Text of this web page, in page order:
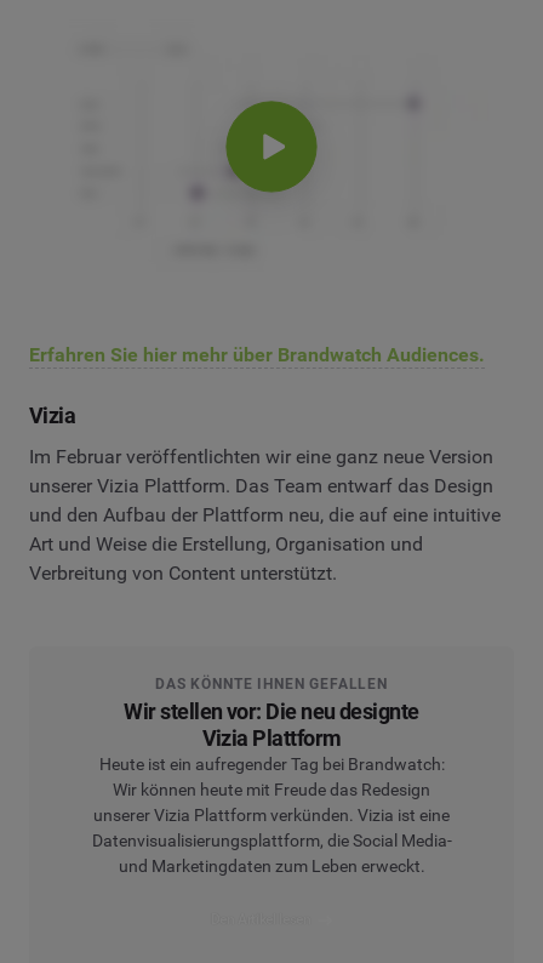
Erfahren Sie hier mehr über Brandwatch Audiences.
Vizia
Im Februar veröffentlichten wir eine ganz neue Version
unserer Vizia Plattform. Das Team entwarf das Design
und den Aufbau der Plattform neu, die auf eine intuitive
Art und Weise die Erstellung, Organisation und
Verbreitung von Content unterstützt.
DAS KÖNNTE IHNEN GEFALLEN
Wir stellen vor: Die neu designte
Vizia Plattform
Heute ist ein aufregender Tag bei Brandwatch:
Wir können heute mit Freude das Redesign
unserer Vizia Plattform verkünden. Vizia ist eine
Datenvisualisierungsplattform, die Social Media-
und Marketingdaten zum Leben erweckt.